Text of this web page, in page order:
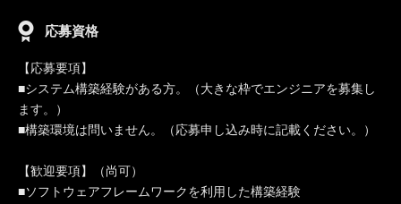
応募資格
【応募要項】
■システム構築経験がある方。（大きな枠でエンジニアを募集し
ます。）
■構築環境は問いません。（応募申し込み時に記載ください。）
【歓迎要項】（尚可）
■ソフトウェアフレームワークを利用した構築経験